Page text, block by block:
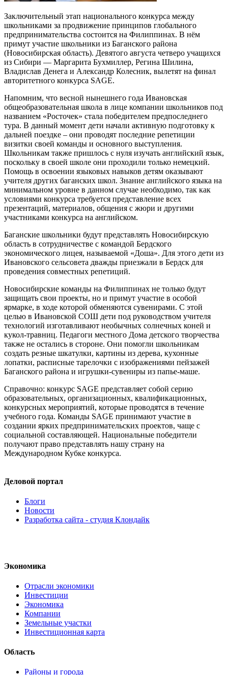
Заключительный этап национального конкурса между
школьниками за продвижение принципов глобального
предпринимательства состоится на Филиппинах. В нём
примут участие школьники из Баганского района
(Новосибирская область). Девятого августа четверо учащихся
из Сибири — Маргарита Бухмиллер, Регина Шилина,
Владислав Денега и Александр Колесник, вылетят на финал
авторитетного конкурса SAGE.
Напомним, что весной нынешнего года Ивановская
общеобразовательная школа в лице компании школьников под
названием «Росточек» стала победителем предпоследнего
тура. В данный момент дети начали активную подготовку к
дальней поездке – они проводят последние репетиции
визитки своей команды и основного выступления.
Школьникам также пришлось с нуля изучать английский язык,
поскольку в своей школе они проходили только немецкий.
Помощь в освоении языковых навыков детям оказывают
учителя других баганских школ. Знание английского языка на
минимальном уровне в данном случае необходимо, так как
условиями конкурса требуется представление всех
презентаций, материалов, общения с жюри и другими
участниками конкурса на английском.
Баганские школьники будут представлять Новосибирскую
область в сотрудничестве с командой Бердского
экономического лицея, называемой «Доша». Для этого дети из
Ивановского сельсовета дважды приезжали в Бердск для
проведения совместных репетиций.
Новосибирские команды на Филиппинах не только будут
защищать свои проекты, но и примут участие в особой
ярмарке, в ходе которой обменяются сувенирами. С этой
целью в Ивановской СОШ дети под руководством учителя
технологий изготавливают необычных солнечных коней и
кукол-травниц. Педагоги местного Дома детского творчества
также не остались в стороне. Они помогли школьникам
создать резные шкатулки, картины из дерева, кухонные
лопатки, расписные тарелочки с изображениями пейзажей
Баганского района и игрушки-сувениры из папье-маше.
Справочно: конкурс SAGE представляет собой серию
образовательных, организационных, квалификационных,
конкурсных мероприятий, которые проводятся в течение
учебного года. Команды SAGE принимают участие в
создании ярких предпринимательских проектов, чаще с
социальной составляющей. Национальные победители
получают право представлять нашу страну на
Международном Кубке конкурса.
Деловой портал
Блоги
Новости
Разработка сайта - студия Клондайк
Экономика
Отрасли экономики
Инвестиции
Экономика
Компании
Земельные участки
Инвестиционная карта
Область
Районы и города